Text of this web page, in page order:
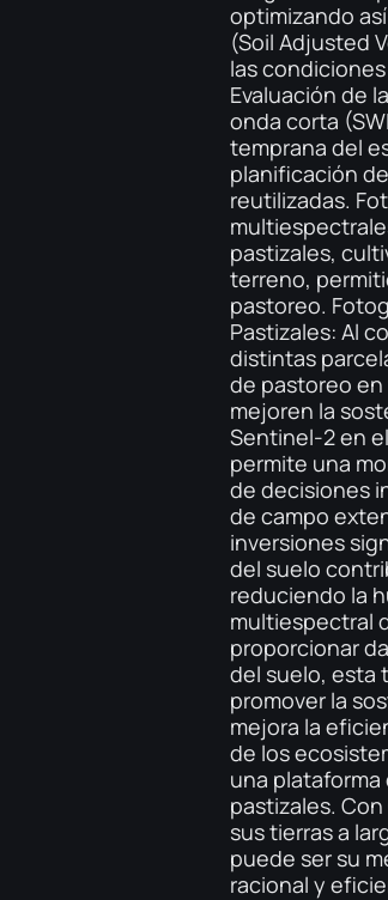
optimizando
(Soil Adjusted
las
Evaluación de
onda corta
temprana del
planificación
reutilizadas.
pastizales,
terreno,
pastoreo.
Pastizales: Al
distintas
de pastoreo
mejoren la
Sentinel-2 en
permite una
de decisiones
de campo
inversiones
del suelo
reduciendo la
multiespectral
proporcionar
del suelo, esta
promover la
mejora la
de los
una
pastizales.
sus tierras a
puede ser su
racional y